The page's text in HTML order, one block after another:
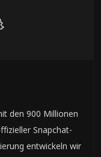
den 900 Millionen
Snapchat-
entwickeln wir